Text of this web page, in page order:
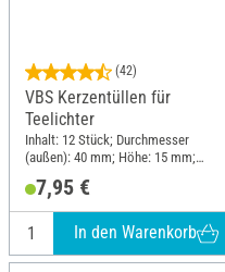
(42)
VBS Kerzentüllen für
Teelichter
Inhalt: 12 Stück; Durchmesser
(außen): 40 mm; Höhe: 15 mm;
7,95 €
In den Warenkorb